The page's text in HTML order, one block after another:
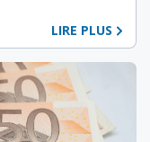
LIRE PLUS